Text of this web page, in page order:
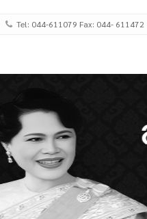
Tel: 044-611079 Fax: 044- 611472